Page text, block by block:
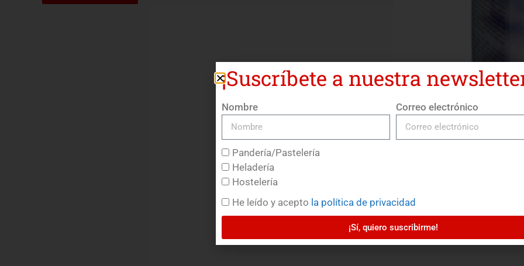
¡Suscríbete a nuestra
Nombre Correo electrónico
Pandería/Pastelería
Heladería
Hostelería
He leído y acepto la política de privacidad
¡Sí, quiero suscribirme!